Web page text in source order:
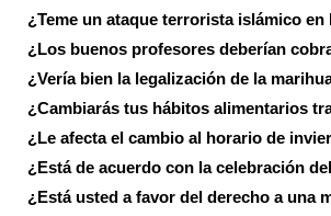
¿Teme un ataque terrorista islámico en
¿Los buenos profesores deberían
¿Vería bien la legalización de la
¿Cambiarás tus hábitos alimentarios
¿Le afecta el cambio al horario de
¿Está de acuerdo con la celebración
¿Está usted a favor del derecho a una